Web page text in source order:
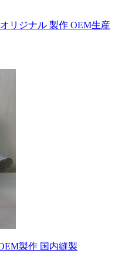
リジナル 製作 OEM生産
製作 国内縫製